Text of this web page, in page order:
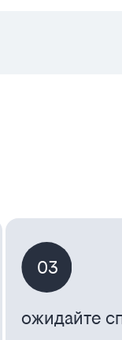
03
ожидайте